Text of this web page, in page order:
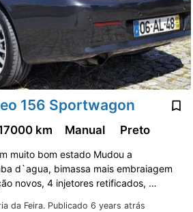
156 Sportwagon
da Feira. Publicado 6 years atrás
km Manual Preto
muito bom estado Mudou a
d`agua, bimassa mais embraiagem
novos, 4 injetores retificados, …